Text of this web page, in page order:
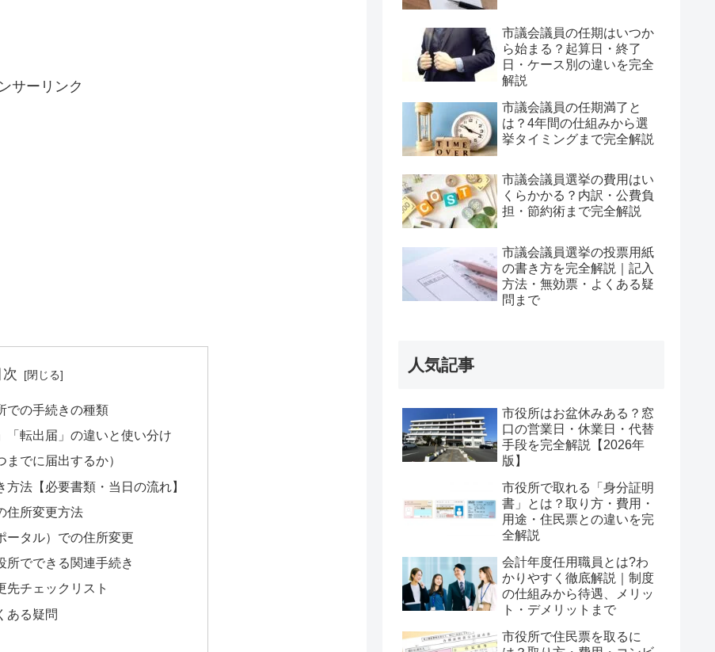
サーリンク
次
での手続きの種類
「転出届」の違いと使い分け
でに届出するか）
法【必要書類・当日の流れ】
住所変更方法
ータル）での住所変更
所でできる関連手続き
先チェックリスト
ある疑問
市議会議員の任期はいつか
ら始まる？起算日・終了
日・ケース別の違いを完全
解説
市議会議員の任期満了と
は？4年間の仕組みから選
挙タイミングまで完全解説
市議会議員選挙の費用はい
くらかかる？内訳・公費負
担・節約術まで完全解説
市議会議員選挙の投票用紙
の書き方を完全解説｜記入
方法・無効票・よくある疑
問まで
人気記事
市役所はお盆休みある？窓
口の営業日・休業日・代替
手段を完全解説【2026年
版】
市役所で取れる「身分証明
書」とは？取り方・費用・
用途・住民票との違いを完
全解説
会計年度任用職員とは?わ
かりやすく徹底解説｜制度
の仕組みから待遇、メリッ
ト・デメリットまで
市役所で住民票を取るに